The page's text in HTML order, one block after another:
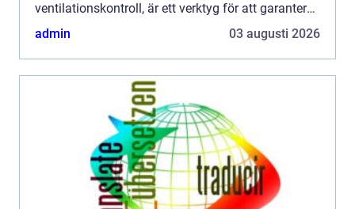
ventilationskontroll, är ett verktyg för att garantera
att ventilatio...
admin 03 augusti 2026